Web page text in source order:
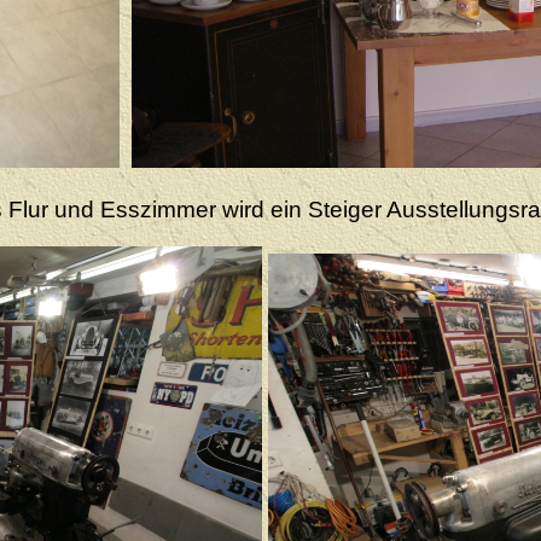
Flur und Esszimmer wird ein Steiger